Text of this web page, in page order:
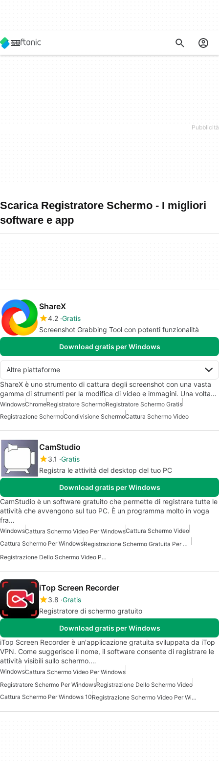
Scarica Registratore Schermo - I migliori
software e app
ShareX
4.2 Gratis
Screenshot Grabbing Tool con potenti funzionalità
Download gratis per Windows
Altre piattaforme
ShareX è uno strumento di cattura degli screenshot con una vasta
gamma di strumenti per la modifica di video e immagini. Una volta…
WindowsChromeRegistratore SchermoRegistratore Schermo Gratis
Registrazione SchermoCondivisione SchermoCattura Schermo Video
CamStudio
3.1 Gratis
Registra le attività del desktop del tuo PC
Download gratis per Windows
CamStudio è un software gratuito che permette di registrare tutte le
attività che avvengono sul tuo PC. È un programma molto in voga
fra…
WindowsCattura Schermo Video Per WindowsCattura Schermo Video
Cattura Schermo Per Windows
Registrazione Schermo Gratuita Per Windows
Registrazione Dello Schermo Video Per Windows
iTop Screen Recorder
3.8 Gratis
Registratore di schermo gratuito
Download gratis per Windows
iTop Screen Recorder è un'applicazione gratuita sviluppata da iTop
VPN. Come suggerisce il nome, il software consente di registrare le
attività visibili sullo schermo.…
WindowsCattura Schermo Video Per Windows
Registratore Schermo Per WindowsRegistrazione Dello Schermo Video
Cattura Schermo Per Windows 10
Registrazione Schermo Video Per Windows Gratis